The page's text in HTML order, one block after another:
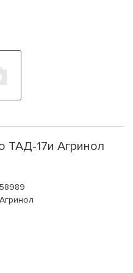
ТАД-17и Агринол
58989
Агринол